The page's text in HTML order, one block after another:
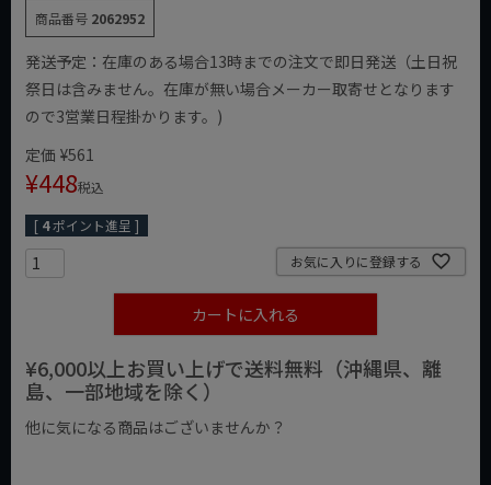
商品番号 2062952
発送予定：在庫のある場合13時までの注文で即日発送（土日祝
祭日は含みません。在庫が無い場合メーカー取寄せとなります
ので3営業日程掛かります。)
定価 ¥561
¥448税込
[ 4ポイント進呈 ]
お気に入りに登録する
カートに入れる
¥6,000以上お買い上げで送料無料（沖縄県、離
島、一部地域を除く）
他に気になる商品はございませんか？